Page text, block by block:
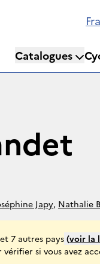
Catalogues
Japy, Nathalie
7 autres pays (voir la
si vous avez